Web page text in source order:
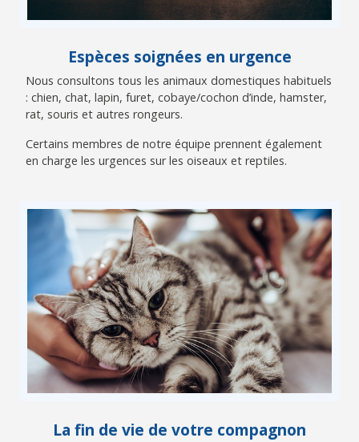
Espèces soignées en urgence
Nous consultons tous les animaux domestiques habituels
: chien, chat, lapin, furet, cobaye/cochon d’inde, hamster,
rat, souris et autres rongeurs.
Certains membres de notre équipe prennent également
en charge les urgences sur les oiseaux et reptiles.
La fin de vie de votre compagnon